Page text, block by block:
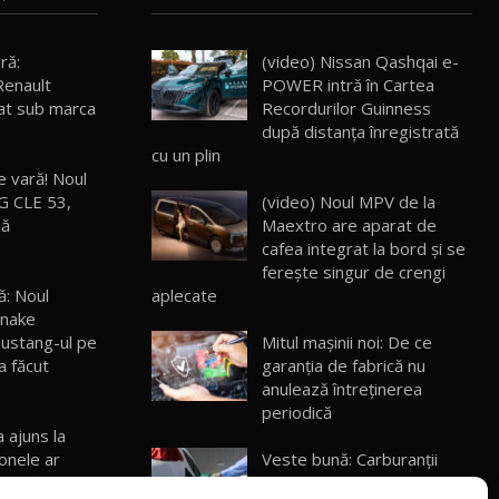
30:08
19
Noul Geely EX5 EM-i care a cucerit
Moldova înainte să ajungă în showroom /
Test Drive AutoBlog.MD
23:36
Noul ZEEKR 7X / Test Drive AutoBlog.MD
29:08
Micul BYD Dolphin Surf / Test Drive
AutoBlog.MD
22
Noua Mazda 6e / Test Drive AutoBlog.MD
26:59
23
Lynk & Co 01 / Test Drive AutoBlog.MD
sub marca
vară! Noul
CLE 53,
Noul
ul pe
făcut
ajuns la
ar
ziua în
(video) Nissan Qashqai e-
POWER intră în Cartea
Recordurilor Guinness
după distanța înregistrată
cu un plin
(video) Noul MPV de la
Maextro are aparat de
cafea integrat la bord și se
ferește singur de crengi
aplecate
Mitul mașinii noi: De ce
garanția de fabrică nu
anulează întreținerea
periodică
Veste bună: Carburanții
încep să se ieftinească în